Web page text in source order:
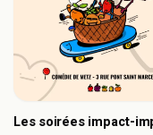
Les soirées impact-